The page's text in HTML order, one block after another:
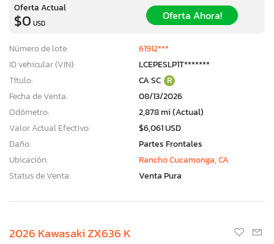
Oferta Actual
$0 USD
Oferta Ahora!
Número de lote:
61912***
ID vehicular (VIN):
LCEPESLP1T*******
Título:
CA SC R
Fecha de Venta:
08/13/2026
Odómetro:
2,878 mi (Actual)
Valor Actual Efectivo:
$6,061 USD
Daño:
Partes Frontales
Ubicación:
Rancho Cucamonga, CA
Status de Venta:
Venta Pura
2026 Kawasaki ZX636 K